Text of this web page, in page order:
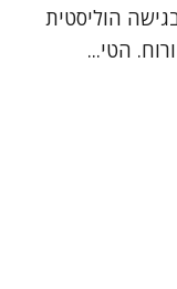
הוליסטית
הטי...